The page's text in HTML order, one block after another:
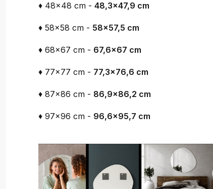
♦ 48x48 cm - 48,3x47,9 cm
♦ 58x58 cm - 58x57,5 cm
♦ 68x67 cm - 67,6x67 cm
♦ 77x77 cm - 77,3x76,6 cm
♦ 87x86 cm - 86,9x86,2 cm
♦ 97x96 cm - 96,6x95,7 cm